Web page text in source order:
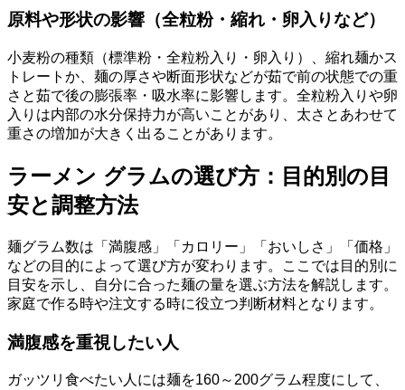
原料や形状の影響（全粒粉・縮れ・卵入りなど）
小麦粉の種類（標準粉・全粒粉入り・卵入り）、縮れ麺かス
トレートか、麺の厚さや断面形状などが茹で前の状態での重
さと茹で後の膨張率・吸水率に影響します。全粒粉入りや卵
入りは内部の水分保持力が高いことがあり、太さとあわせて
重さの増加が大きく出ることがあります。
ラーメン グラムの選び方：目的別の目
安と調整方法
麺グラム数は「満腹感」「カロリー」「おいしさ」「価格」
などの目的によって選び方が変わります。ここでは目的別に
目安を示し、自分に合った麺の量を選ぶ方法を解説します。
家庭で作る時や注文する時に役立つ判断材料となります。
満腹感を重視したい人
ガッツリ食べたい人には麺を160～200グラム程度にして、